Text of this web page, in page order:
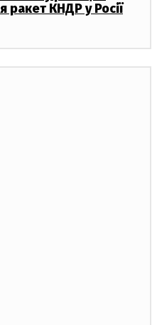
ракет КНДР у Росії